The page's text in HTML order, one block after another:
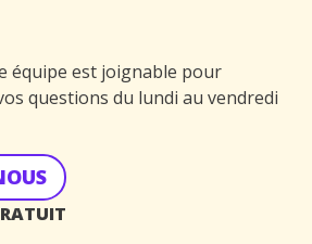
équipe est joignable pour
questions du lundi au vendredi